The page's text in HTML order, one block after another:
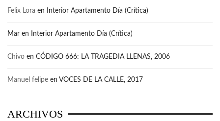
Felix Lora en Interior Apartamento Día (Crítica)
Mar en Interior Apartamento Día (Crítica)
Chivo en CÓDIGO 666: LA TRAGEDIA LLENAS, 2006
Manuel felipe en VOCES DE LA CALLE, 2017
ARCHIVOS